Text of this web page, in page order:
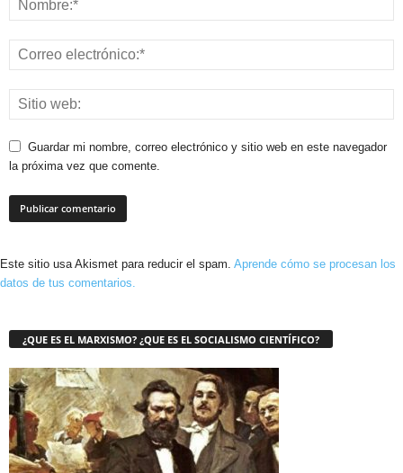
Guardar mi nombre, correo electrónico y sitio web en este navegador
la próxima vez que comente.
Este sitio usa Akismet para reducir el spam. Aprende cómo se procesan los
datos de tus comentarios.
¿QUE ES EL MARXISMO? ¿QUE ES EL SOCIALISMO CIENTÍFICO?